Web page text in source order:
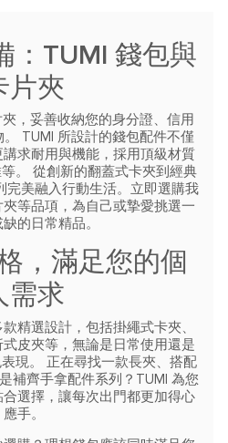
：TUMI 錢包與
片夾
，妥善收納您的身分證、信用
TUMI 所設計的錢包配件不僅
求耐用與機能，採用頂級材質
。
從創新的翻蓋式卡夾到經典
完美融入行動生活。立即選購我
等品項，為自己或摯愛挑選一
的日常精品。
，滿足您的個
需求
精選設計，包括掛繩式卡夾、
皮夾等，無論是日常使用還是
現。
正在尋找一款長夾、搭配
補齊手拿配件系列？TUMI 為您
選擇，讓每次出門都更加得心
應手。